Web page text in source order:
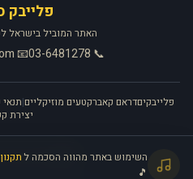
פלייבק
האתר המוביל בישראל
📞 03-6481278
📧 spslive@gmail.com
פלייבקיםדראם קאברקטעים מוזיקליים|
יצירת
🎧האתר פועל
השימוש באתר מהווה הסכמה ל תקנון
🎵